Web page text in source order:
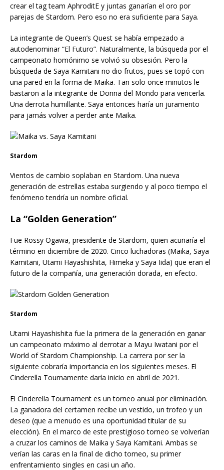
crear el tag team AphroditE y juntas ganarían el oro por
parejas de Stardom. Pero eso no era suficiente para Saya.
La integrante de Queen’s Quest se había empezado a
autodenominar “El Futuro”. Naturalmente, la búsqueda por el
campeonato homónimo se volvió su obsesión. Pero la
búsqueda de Saya Kamitani no dio frutos, pues se topó con
una pared en la forma de Maika. Tan solo once minutos le
bastaron a la integrante de Donna del Mondo para vencerla.
Una derrota humillante. Saya entonces haría un juramento
para jamás volver a perder ante Maika.
Stardom
Vientos de cambio soplaban en Stardom. Una nueva
generación de estrellas estaba surgiendo y al poco tiempo el
fenómeno tendría un nombre oficial.
La “Golden Generation”
Fue Rossy Ogawa, presidente de Stardom, quien acuñaría el
término en diciembre de 2020. Cinco luchadoras (Maika, Saya
Kamitani, Utami Hayashishita, Himeka y Saya Iida) que eran el
futuro de la compañía, una generación dorada, en efecto.
Stardom
Utami Hayashishita fue la primera de la generación en ganar
un campeonato máximo al derrotar a Mayu Iwatani por el
World of Stardom Championship. La carrera por ser la
siguiente cobraría importancia en los siguientes meses. El
Cinderella Tournamente daría inicio en abril de 2021.
El Cinderella Tournament es un torneo anual por eliminación.
La ganadora del certamen recibe un vestido, un trofeo y un
deseo (que a menudo es una oportunidad titular de su
elección). En el marco de este prestigioso torneo se volverían
a cruzar los caminos de Maika y Saya Kamitani. Ambas se
verían las caras en la final de dicho torneo, su primer
enfrentamiento singles en casi un año.